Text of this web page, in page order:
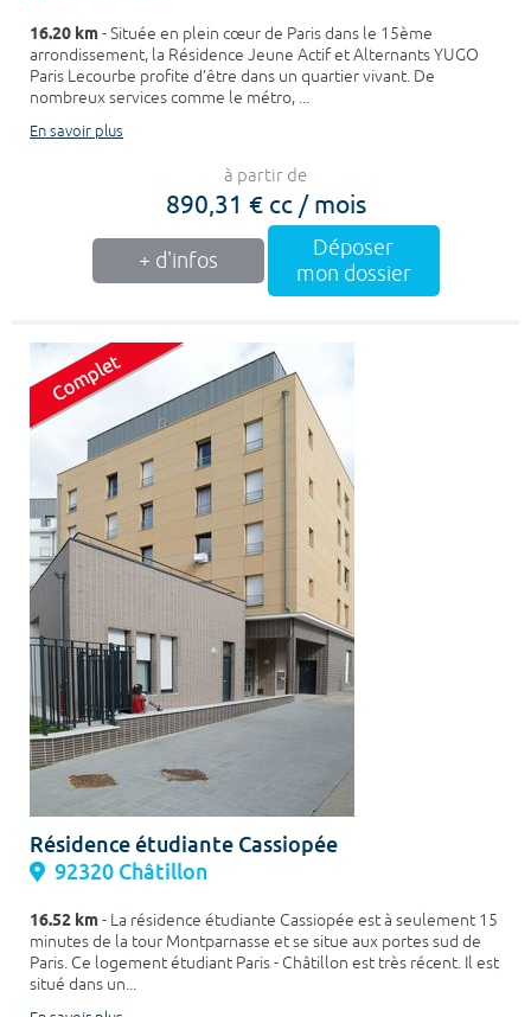
16.20 km- Située en plein cœur de Paris dans le 15ème
arrondissement, la Résidence Jeune Actif et Alternants YUGO
Paris Lecourbe profite d’être dans un quartier vivant. De
nombreux services comme le métro, ...
En savoir plus
à partir de
890,31 € cc / mois
+ d'infos
Déposer
mon dossier
Résidence étudiante Cassiopée
92320 Châtillon
16.52 km- La résidence étudiante Cassiopée est à seulement 15
minutes de la tour Montparnasse et se situe aux portes sud de
Paris. Ce logement étudiant Paris - Châtillon est très récent. Il est
situé dans un...